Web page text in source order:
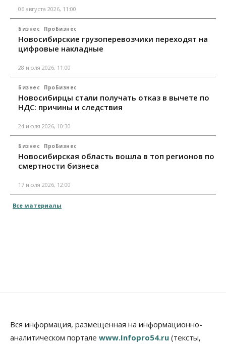
06 августа 2026, 11:00
Бизнес ПроБизнес
Новосибирские грузоперевозчики переходят на
цифровые накладные
28 июля 2026, 11:00
Бизнес ПроБизнес
Новосибирцы стали получать отказ в вычете по
НДС: причины и следствия
24 июля 2026, 10:30
Бизнес ПроБизнес
Новосибирская область вошла в топ регионов по
смертности бизнеса
17 июля 2026, 12:00
Все материалы
Вся информация, размещенная на информационно-
аналитическом портале www.Infopro54.ru (тексты,